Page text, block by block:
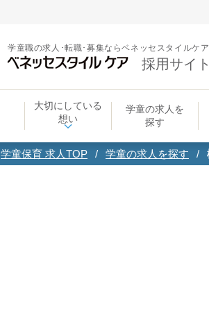
学童職の求人･転職･募集ならベネッセスタイルケ
採用サイト
大切にしている
想い
学童の求人を
探す
学童保育 求人TOP 学童の求人を探す